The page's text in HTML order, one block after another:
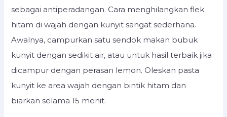
sebagai antiperadangan. Cara menghilangkan flek
hitam di wajah dengan kunyit sangat sederhana.
Awalnya, campurkan satu sendok makan bubuk
kunyit dengan sedikit air, atau untuk hasil terbaik jika
dicampur dengan perasan lemon. Oleskan pasta
kunyit ke area wajah dengan bintik hitam dan
biarkan selama 15 menit.